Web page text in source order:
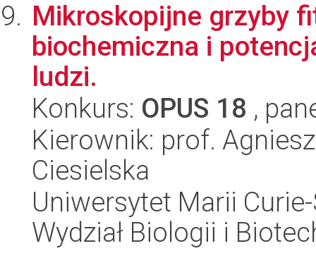
Mikroskopijne grzyby
biochemiczna i
ludzi.
Konkurs: OPUS 18 ,
Kierownik: prof.
Ciesielska
Uniwersytet Marii
Wydział Biologii i